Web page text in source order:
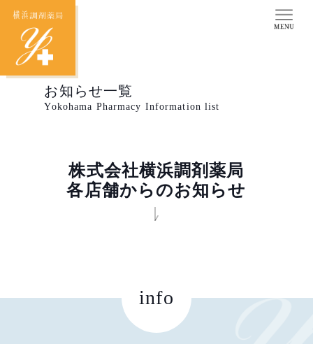
お知らせ一覧
Yokohama Pharmacy Information list
株式会社横浜調剤薬局
各店舗からのお知らせ
info